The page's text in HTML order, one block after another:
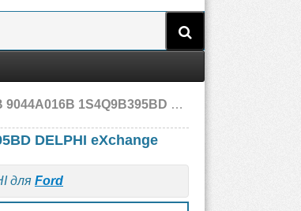
1S4Q9B395BD Ford, eXchange
DELPHI eXchange
для Ford